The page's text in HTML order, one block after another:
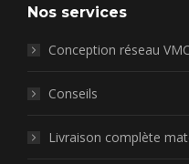
Nos services
Conception réseau VMC
Conseils
Livraison complète